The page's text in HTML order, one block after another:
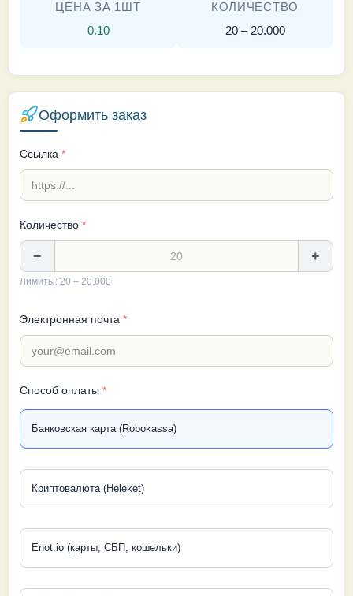
ЦЕНА ЗА 1ШТ
0.10
КОЛИЧЕСТВО
20 – 20.000
Оформить заказ
Ссылка *
Количество *
− +
Лимиты: 20 – 20.000
Электронная почта *
Способ оплаты *
Банковская карта (Robokassa)
Криптовалюта (Heleket)
Enot.io (карты, СБП, кошельки)